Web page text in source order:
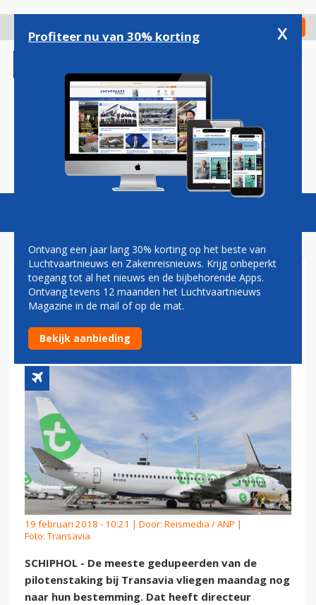
gaan
Check in
Magazine Podcasts Vacatures
TEN BRINK: MEESTE
TRANSAVIA-PASSAGIERS
VLIEGEN MAANDAG NOG
19 februari 2018 - 10:21 | Door: Reismedia / ANP |
Foto: Transavia
SCHIPHOL - De meeste gedupeerden van de
pilotenstaking bij Transavia vliegen maandag nog
naar hun bestemming. Dat heeft directeur
Profiteer nu van 30% korting x
Ontvang een jaar lang 30% korting op het beste van
Luchtvaartnieuws en Zakenreisnieuws. Krijg onbeperkt
toegang tot al het nieuws en de bijbehorende Apps.
Ontvang tevens 12 maanden het Luchtvaartnieuws
Magazine in de mail of op de mat.
Bekijk aanbieding